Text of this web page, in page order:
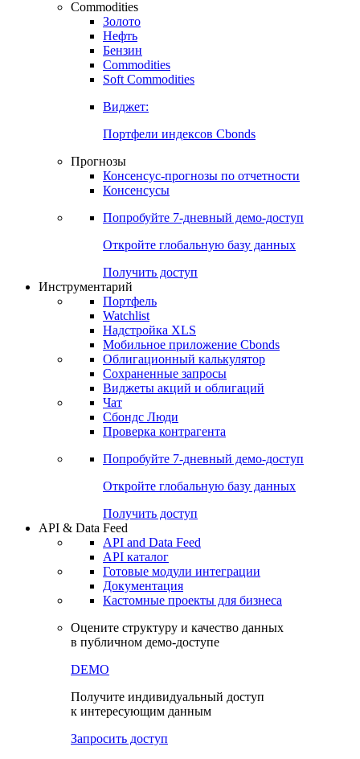
Commodities
Золото
Нефть
Бензин
Commodities
Soft Commodities
Виджет:
Портфели индексов Cbonds
Прогнозы
Консенсус-прогнозы по отчетности
Консенсусы
Попробуйте 7-дневный демо-доступ
Откройте глобальную базу данных
Получить доступ
Инструментарий
Портфель
Watchlist
Надстройка XLS
Мобильное приложение Cbonds
Облигационный калькулятор
Сохраненные запросы
Виджеты акций и облигаций
Чат
Сбондс Люди
Проверка контрагента
Попробуйте 7-дневный демо-доступ
Откройте глобальную базу данных
Получить доступ
API & Data Feed
API and Data Feed
API каталог
Готовые модули интеграции
Документация
Кастомные проекты для бизнеса
Оцените структуру и качество данных
в публичном демо-доступе
DEMO
Получите индивидуальный доступ
к интересующим данным
Запросить доступ